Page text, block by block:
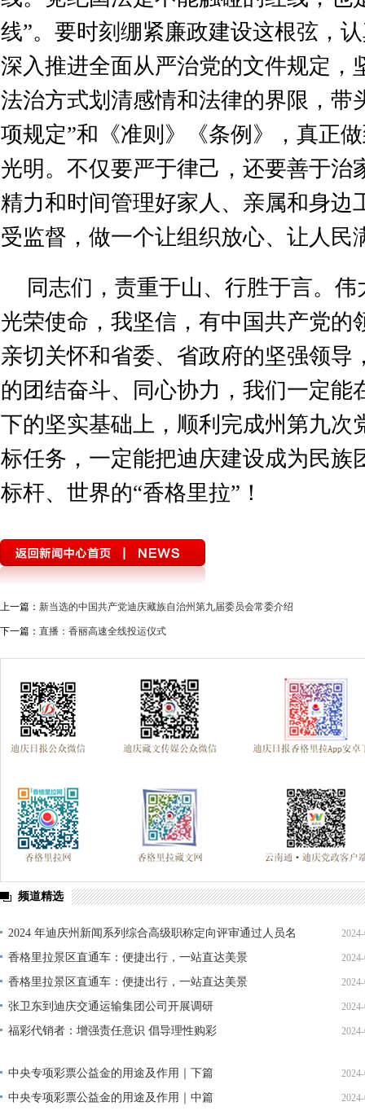
线”。要时刻绷紧廉政建设这根弦，
深入推进全面从严治党的文件规定，
法治方式划清感情和法律的界限，带
项规定”和《准则》《条例》，真正
光明。不仅要严于律己，还要善于治
精力和时间管理好家人、亲属和身边
受监督，做一个让组织放心、让人民
同志们，责重于山、行胜于言。
光荣使命，我坚信，有中国共产党的
亲切关怀和省委、省政府的坚强领导
的团结奋斗、同心协力，我们一定能
下的坚实基础上，顺利完成州第九次
标任务，一定能把迪庆建设成为民族
标杆、世界的“香格里拉”！
上一篇： 新当选的中国共产党迪庆藏族自治州第九届委员会常委介绍
下一篇： 直播：香丽高速全线投运仪式
频道精选
2024 年迪庆州新闻系列综合高级职称定向评审通过人员名
单公示
香格里拉景区直通车：便捷出行，一站直达美景
香格里拉景区直通车：便捷出行，一站直达美景
张卫东到迪庆交通运输集团公司开展调研
福彩代销者：增强责任意识 倡导理性购彩
中央专项彩票公益金的用途及作用｜下篇
中央专项彩票公益金的用途及作用｜中篇